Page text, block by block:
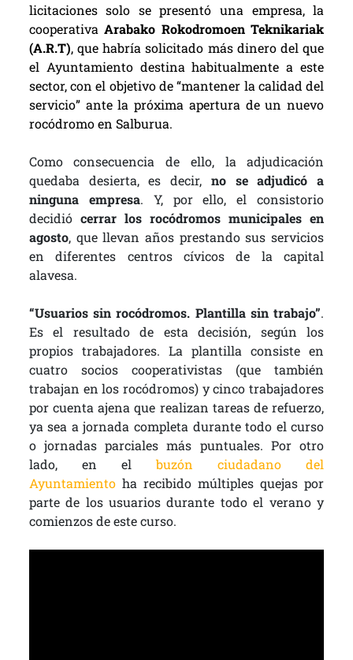
licitaciones solo se presentó una empresa, la
cooperativaArabako Rokodromoen Teknikariak
(A.R.T), que habría solicitado más dinero del que
el Ayuntamiento destina habitualmente a este
sector, con el objetivo de “mantener la calidad del
servicio” ante la próxima apertura de un nuevo
rocódromo en Salburua.
Como consecuencia de ello, la adjudicación
quedaba desierta, es decir, no se adjudicó a
ninguna empresa. Y, por ello, el consistorio
decidió cerrar los rocódromos municipales en
agosto, que llevan años prestando sus servicios
en diferentes centros cívicos de la capital
alavesa.
“Usuarios sin rocódromos. Plantilla sin trabajo”.
Es el resultado de esta decisión, según los
propios trabajadores. La plantilla consiste en
cuatro socios cooperativistas (que también
trabajan en los rocódromos) y cinco trabajadores
por cuenta ajena que realizan tareas de refuerzo,
ya sea a jornada completa durante todo el curso
o jornadas parciales más puntuales. Por otro
lado, en elbuzón ciudadano del
Ayuntamientoha recibido múltiples quejas por
parte de los usuarios durante todo el verano y
comienzos de este curso.